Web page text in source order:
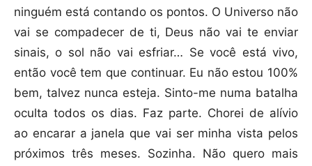
ninguém está contando os pontos. O Universo não
vai se compadecer de ti, Deus não vai te enviar
sinais, o sol não vai esfriar… Se você está vivo,
então você tem que continuar. Eu não estou 100%
bem, talvez nunca esteja. Sinto-me numa batalha
oculta todos os dias. Faz parte. Chorei de alívio
ao encarar a janela que vai ser minha vista pelos
próximos três meses. Sozinha. Não quero mais